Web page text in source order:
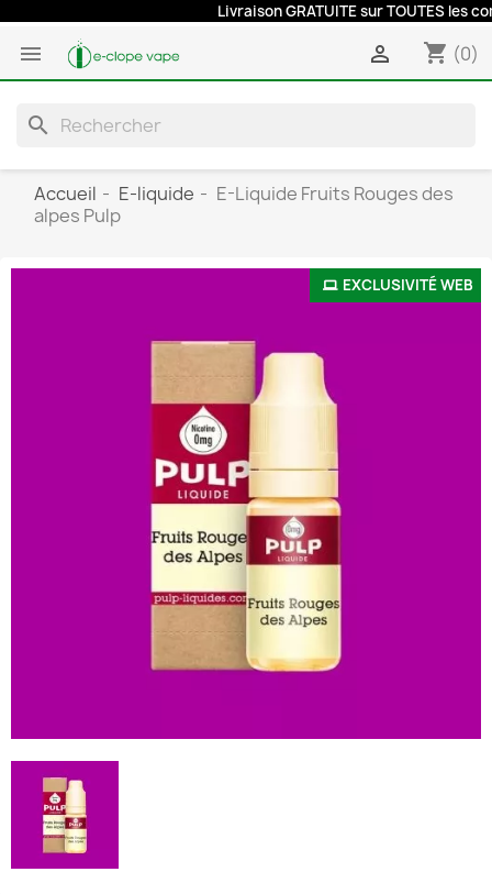
Livraison GRATUITE sur TOUTES les
 shopping_cart (0)

search
Accueil E-liquide
E-Liquide Fruits Rouges des
alpes Pulp
EXCLUSIVITÉ WEB